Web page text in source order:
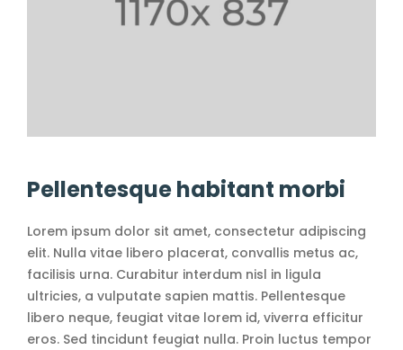
Pellentesque habitant morbi
Lorem ipsum dolor sit amet, consectetur adipiscing
elit. Nulla vitae libero placerat, convallis metus ac,
facilisis urna. Curabitur interdum nisl in ligula
ultricies, a vulputate sapien mattis. Pellentesque
libero neque, feugiat vitae lorem id, viverra efficitur
eros. Sed tincidunt feugiat nulla. Proin luctus tempor